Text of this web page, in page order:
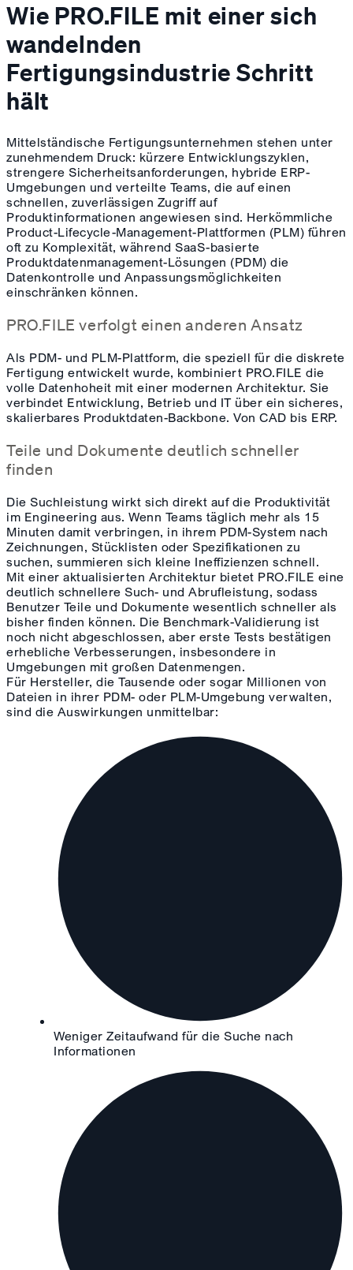
Wie PRO.FILE mit einer sich
wandelnden
Fertigungsindustrie Schritt
hält
Mittelständische Fertigungsunternehmen stehen unter
zunehmendem Druck: kürzere Entwicklungszyklen,
strengere Sicherheitsanforderungen, hybride ERP-
Umgebungen und verteilte Teams, die auf einen
schnellen, zuverlässigen Zugriff auf
Produktinformationen angewiesen sind. Herkömmliche
Product-Lifecycle-Management-Plattformen (PLM) führen
oft zu Komplexität, während SaaS-basierte
Produktdatenmanagement-Lösungen (PDM) die
Datenkontrolle und Anpassungsmöglichkeiten
einschränken können.
PRO.FILE verfolgt einen anderen Ansatz
Als PDM- und PLM-Plattform, die speziell für die diskrete
Fertigung entwickelt wurde, kombiniert PRO.FILE die
volle Datenhoheit mit einer modernen Architektur. Sie
verbindet Entwicklung, Betrieb und IT über ein sicheres,
skalierbares Produktdaten-Backbone. Von CAD bis ERP.
Teile und Dokumente deutlich schneller
finden
Die Suchleistung wirkt sich direkt auf die Produktivität
im Engineering aus. Wenn Teams täglich mehr als 15
Minuten damit verbringen, in ihrem PDM-System nach
Zeichnungen, Stücklisten oder Spezifikationen zu
suchen, summieren sich kleine Ineffizienzen schnell.
Mit einer aktualisierten Architektur bietet PRO.FILE eine
deutlich schnellere Such- und Abrufleistung, sodass
Benutzer Teile und Dokumente wesentlich schneller als
bisher finden können. Die Benchmark-Validierung ist
noch nicht abgeschlossen, aber erste Tests bestätigen
erhebliche Verbesserungen, insbesondere in
Umgebungen mit großen Datenmengen.
Für Hersteller, die Tausende oder sogar Millionen von
Dateien in ihrer PDM- oder PLM-Umgebung verwalten,
sind die Auswirkungen unmittelbar:
Weniger Zeitaufwand für die Suche nach
Informationen